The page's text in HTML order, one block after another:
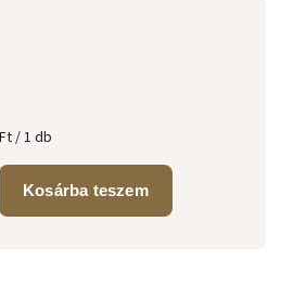
/ 1 db
Kosárba teszem